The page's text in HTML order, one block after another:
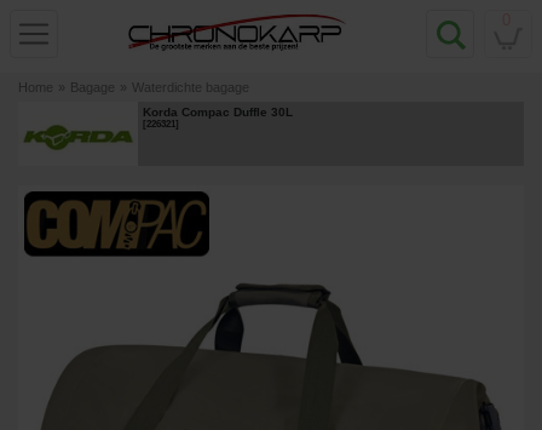
Home » Bagage » Waterdichte bagage
Korda Compac Duffle 30L
[226321]